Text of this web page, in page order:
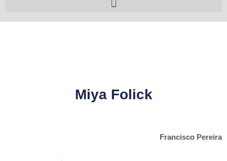
Miya Folick
Francisco Pereira